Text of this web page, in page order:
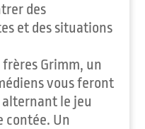
des
et des situations
Grimm, un
vous feront
le jeu
contée. Un